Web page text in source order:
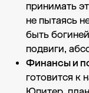
принимать
не пытаясь
быть
подвиги,
Финансы и
готовится к